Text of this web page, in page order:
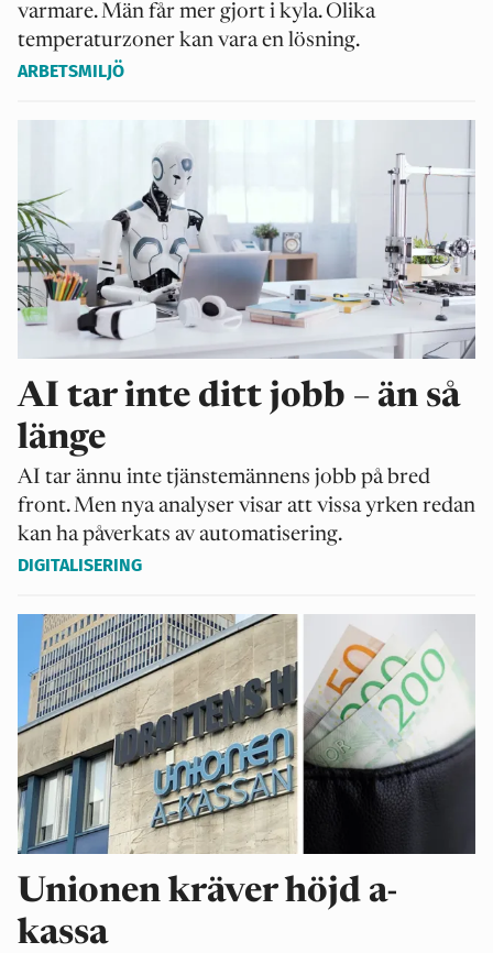
varmare. Män får mer gjort i kyla. Olika
temperaturzoner kan vara en lösning.
ARBETSMILJÖ
AI tar inte ditt jobb – än så
länge
AI tar ännu inte tjänstemännens jobb på bred
front. Men nya analyser visar att vissa yrken redan
kan ha påverkats av automatisering.
DIGITALISERING
Unionen kräver höjd a-
kassa